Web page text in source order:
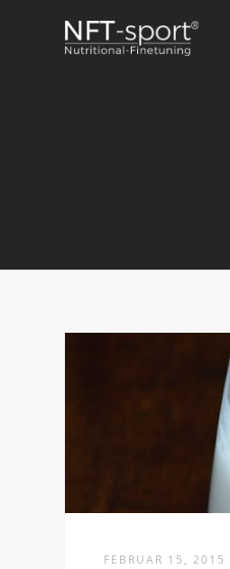
FEBRUAR 15, 2015